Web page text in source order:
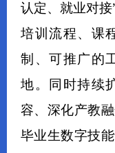
认定、就业对接
培训流程、课
制、可推广的
地。同时持续
容、深化产教
毕业生数字技